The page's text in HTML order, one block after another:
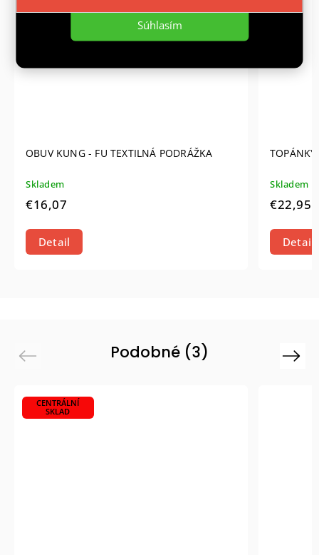
Súhlasím
OBUV KUNG - FU TEXTILNÁ PODRÁŽKA
Skladem
€16,07
Detail
Skladem
€22,95
Detail
Podobné (3)
Previous
CENTRÁLNÍ
SKLAD
Next